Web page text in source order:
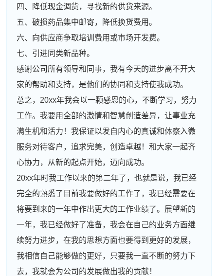
四、降低现金调货，寻找新的供货来源。
五、破损药品集中邮寄，降低换货费用。
六、向供应商争取培训费用或市场开发费。
七、引进同类新品种。
感谢公司所有领导和同事，我有今天的进步离不开大
家的帮助和支持，是他们的协同和支持使我成功。
总之，20xx年我会以一颗感恩的心，不断学习，努力
工作。我要用全部的激情和智慧创造差异，让事业充
满生机和活力！我保证以发自内心的真诚和体察入微
服务对待客户，追求完美，创造卓越！和大家一起齐
心协力，从新的起点开始，迈向成功。
20xx年时我工作以来的第二年了，也就是说，我已经
完全的熟悉了目前我要做好的工作了，我已经需要在
将要到来的一年中作出更大的工作业绩了。展望新的
一年，我已经做好了准备，我会在自己的业务方面继
续努力进步，在我的思想方面也要得到更好的发展，
我相信自己能够做的更好，只要我一直不断的努力下
去，我就会为公司的发展做出我的贡献！